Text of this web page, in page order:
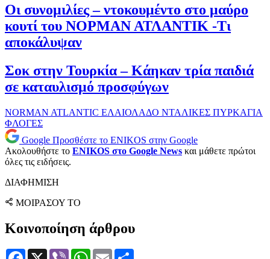
Οι συνομιλίες – ντοκουμέντο στο μαύρο
κουτί του ΝΟΡΜΑΝ ΑΤΛΑΝΤΙΚ -Τι
αποκάλυψαν
Σοκ στην Τουρκία – Κάηκαν τρία παιδιά
σε καταυλισμό προσφύγων
NORMAN ATLANTIC ΕΛΑΙΟΛΑΔΟ ΝΤΑΛΙΚΕΣ ΠΥΡΚΑΓΙΑ
ΦΛΟΓΕΣ
Google Προσθέστε το ENIKOS στην Google
Ακολουθήστε το ENIKOS στο Google News και μάθετε πρώτοι
όλες τις ειδήσεις.
ΔΙΑΦΗΜΙΣΗ
ΜΟΙΡΑΣΟΥ ΤΟ
Κοινοποίηση άρθρου
Facebook
X Viber WhatsApp
Email